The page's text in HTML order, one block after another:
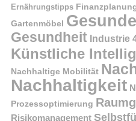
Ernährungstipps
Gartenmöbel
Gesundheit Industrie
Künstliche
Nachhaltige Mobilität
Nachhaltigkeit
Prozessoptimierung
Risikomanagement